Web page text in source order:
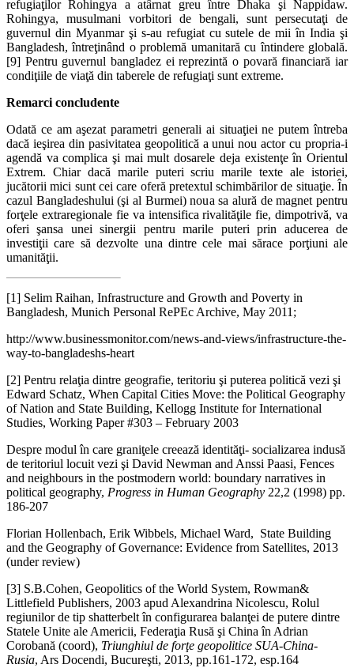
refugiaţilor Rohingya a atârnat greu între Dhaka şi Nappidaw.
Rohingya, musulmani vorbitori de bengali, sunt persecutaţi de
guvernul din Myanmar şi s-au refugiat cu sutele de mii în India şi
Bangladesh, întreţinând o problemă umanitară cu întindere globală.
[9] Pentru guvernul bangladez ei reprezintă o povară financiară iar
condiţiile de viaţă din taberele de refugiaţi sunt extreme.
Remarci concludente
Odată ce am aşezat parametri generali ai situaţiei ne putem întreba
dacă ieşirea din pasivitatea geopolitică a unui nou actor cu propria-i
agendă va complica şi mai mult dosarele deja existenţe în Orientul
Extrem. Chiar dacă marile puteri scriu marile texte ale istoriei,
jucătorii mici sunt cei care oferă pretextul schimbărilor de situaţie. În
cazul Bangladeshului (şi al Burmei) noua sa alură de magnet pentru
forţele extraregionale fie va intensifica rivalităţile fie, dimpotrivă, va
oferi şansa unei sinergii pentru marile puteri prin aducerea de
investiţii care să dezvolte una dintre cele mai sărace porţiuni ale
umanităţii.
[1] Selim Raihan, Infrastructure and Growth and Poverty in
Bangladesh, Munich Personal RePEc Archive, May 2011;
http://www.businessmonitor.com/news-and-views/infrastructure-the-
way-to-bangladeshs-heart
[2] Pentru relaţia dintre geografie, teritoriu şi puterea politică vezi şi
Edward Schatz, When Capital Cities Move: the Political Geography
of Nation and State Building, Kellogg Institute for International
Studies, Working Paper #303 – February 2003
Despre modul în care graniţele creează identităţi- socializarea indusă
de teritoriul locuit vezi şi David Newman and Anssi Paasi, Fences
and neighbours in the postmodern world: boundary narratives in
political geography, Progress in Human Geography 22,2 (1998) pp.
186-207
Florian Hollenbach, Erik Wibbels, Michael Ward, State Building
and the Geography of Governance: Evidence from Satellites, 2013
(under review)
[3] S.B.Cohen, Geopolitics of the World System, Rowman&
Littlefield Publishers, 2003 apud Alexandrina Nicolescu, Rolul
regiunilor de tip shatterbelt în configurarea balanţei de putere dintre
Statele Unite ale Americii, Federaţia Rusă şi China în Adrian
Corobană (coord), Triunghiul de forţe geopolitice SUA-China-
Rusia, Ars Docendi, Bucureşti, 2013, pp.161-172, esp.164